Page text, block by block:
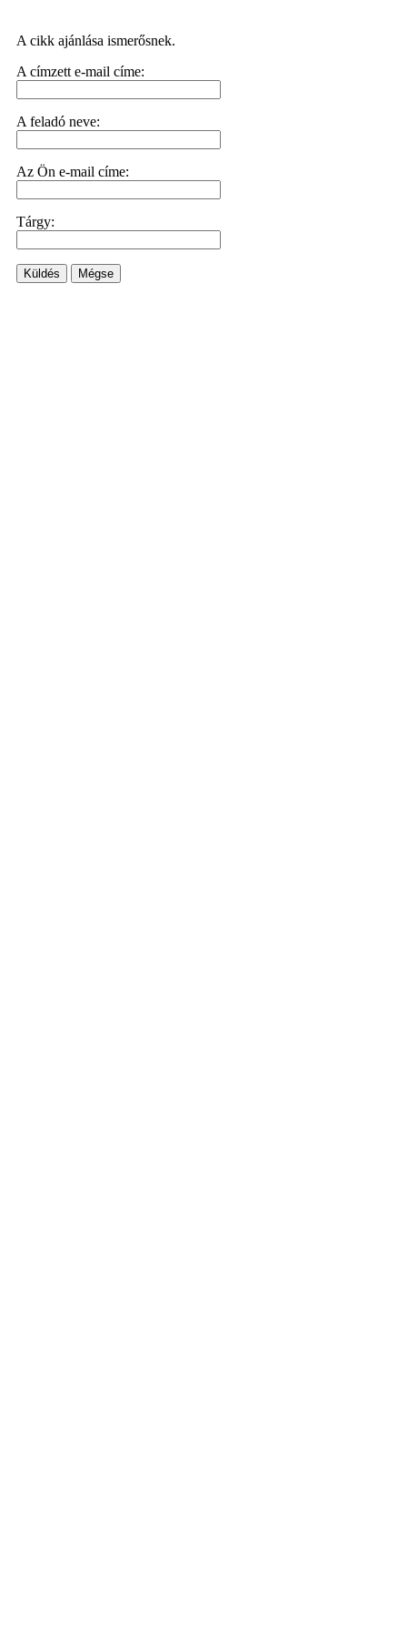
A cikk ajánlása ismerősnek.
A címzett e-mail címe:
A feladó neve:
Az Ön e-mail címe:
Tárgy:
Küldés Mégse